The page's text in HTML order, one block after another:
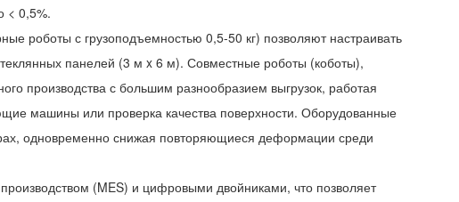
< 0,5%.
роботы с грузоподъемностью 0,5-50 кг) позволяют настраивать
панелей (3 м x 6 м). Совместные роботы (коботы),
производства с большим разнообразием выгрузок, работая
машины или проверка качества поверхности. Оборудованные
одновременно снижая повторяющиеся деформации среди
(MES) и цифровыми двойниками, что позволяет